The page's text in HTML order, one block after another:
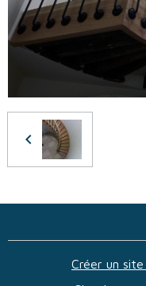
Créer un